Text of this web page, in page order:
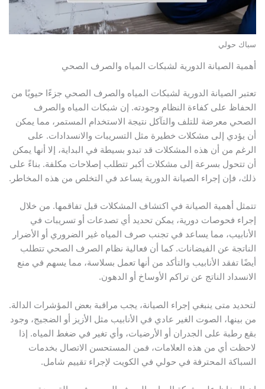
سباك حولي
أهمية الصيانة الدورية لشبكات المياه والصرف الصحي
تعتبر الصيانة الدورية لشبكات المياه والصرف الصحي جزءًا حيويًا من
الحفاظ على كفاءة النظام وجودته. إن شبكات المياه والصرف
الصحي معرضة للتلف والتآكل نتيجة الاستخدام المستمر، مما يمكن
أن يؤدي إلى مشكلات خطيرة مثل التسريبات والانسدادات. على
الرغم من أن هذه المشكلات قد تبدو بسيطة في البداية، إلا أنها يمكن
أن تتحول بسرعة إلى مشكلات أكبر تتطلب إصلاحات مكلفة. بناءً على
ذلك، فإن إجراء الصيانة الدورية يساعد في التخلص من هذه المخاطر.
تتمثل أهمية الصيانة في اكتشاف المشكلات قبل تفاقمها. من خلال
إجراء فحوصات دورية، يمكن تحديد أي تصدعات أو تسريبات في
الأنابيب، مما يساعد في تجنب صرف المياه غير الضروري أو الأضرار
الناتجة عن الفيضانات. كما أن فعالية نظام الصرف الصحي تتطلب
أيضًا تفقد الأنابيب والتأكد من أنها تعمل بسلاسة، مما يسهم في منع
الانسداد الناتج عن تراكم الأوساخ أو الدهون.
لتحديد متى ينبغي إجراء الصيانة، يجب مراقبة بعض المؤشرات الدالة.
من بينها، الصوت الغير عادي في الأنابيب مثل الأزيز أو الضجيج، وجود
بقع رطبة على الجدران أو الأرضيات، وأي تغير في ضغط المياه. إذا
لاحظت أي من هذه العلامات، فمن المستحسن الاتصال بخدمات
السباكة المحترفة في حولي في الكويت لإجراء تقييم شامل.